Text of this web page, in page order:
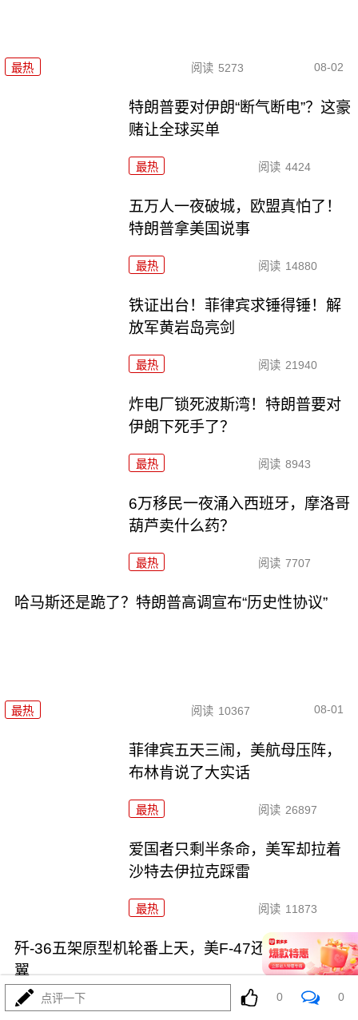
最热 阅读 5273 08-02
特朗普要对伊朗“断气断电”？这豪
赌让全球买单
最热 阅读 4424
五万人一夜破城，欧盟真怕了！
特朗普拿美国说事
最热 阅读 14880
铁证出台！菲律宾求锤得锤！解
放军黄岩岛亮剑
最热 阅读 21940
炸电厂锁死波斯湾！特朗普要对
伊朗下死手了？
最热 阅读 8943
6万移民一夜涌入西班牙，摩洛哥
葫芦卖什么药？
最热 阅读 7707
哈马斯还是跪了？特朗普高调宣布“历史性协议”
最热 阅读 10367 08-01
菲律宾五天三闹，美航母压阵，
布林肯说了大实话
最热 阅读 26897
爱国者只剩半条命，美军却拉着
沙特去伊拉克踩雷
最热 阅读 11873
歼-36五架原型机轮番上天，美F-47还在PPT画鸭
翼
点评一下 0 0